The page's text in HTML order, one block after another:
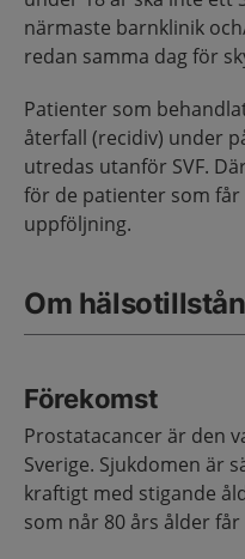
närmaste barnklinik
redan samma dag för
Patienter som
återfall (recidiv) under
utredas utanför SVF.
för de patienter som
uppföljning.
Om
Förekomst
Prostatacancer är den
Sverige. Sjukdomen är
kraftigt med stigande
som når 80 års ålder